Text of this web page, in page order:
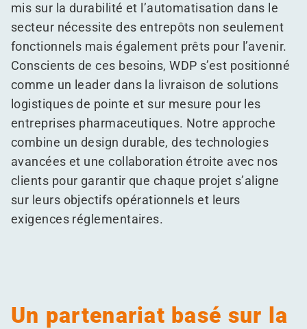
mis sur la durabilité et l’automatisation dans le
secteur nécessite des entrepôts non seulement
fonctionnels mais également prêts pour l’avenir.
Conscients de ces besoins, WDP s’est positionné
comme un leader dans la livraison de solutions
logistiques de pointe et sur mesure pour les
entreprises pharmaceutiques. Notre approche
combine un design durable, des technologies
avancées et une collaboration étroite avec nos
clients pour garantir que chaque projet s’aligne
sur leurs objectifs opérationnels et leurs
exigences réglementaires.
Un partenariat basé sur la